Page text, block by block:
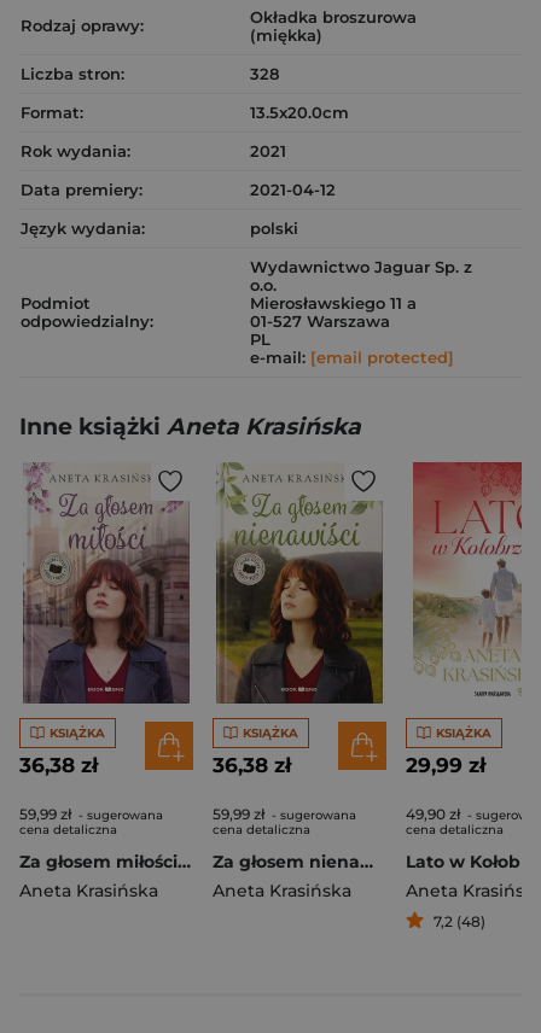
Rodzaj oprawy:
Okładka broszurowa
(miękka)
Liczba stron:
328
Format:
13.5x20.0cm
Rok wydania:
2021
Data premiery:
2021-04-12
Język wydania:
polski
Podmiot
odpowiedzialny:
Wydawnictwo Jaguar Sp. z
o.o.
Mierosławskiego 11 a
01-527 Warszawa
PL
e-mail: [email protected]
Inne książki Aneta Krasińska
KSIĄŻKA
36,38 zł
59,99 zł - sugerowana
cena detaliczna
Za głosem miłości. Barwy uczuć. Tom 1 Duże Litery
Aneta Krasińska
KSIĄŻKA
36,38 zł
59,99 zł - sugerowana
cena detaliczna
Za głosem nienawiści. Barwy uczuć. Tom 2 Duże litery
Aneta Krasińska
KSIĄŻKA
29,99 zł
49,90 zł -
cena detaliczna
Lato w
Aneta
7,2 (48)